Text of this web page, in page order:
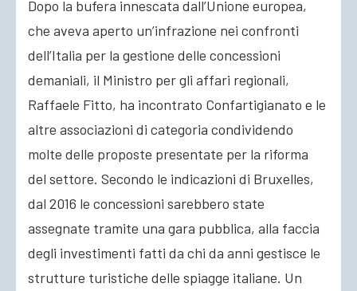
Dopo la bufera innescata dall’Unione europea,
che aveva aperto un’infrazione nei confronti
dell’Italia per la gestione delle concessioni
demaniali, il Ministro per gli affari regionali,
Raffaele Fitto, ha incontrato Confartigianato e le
altre associazioni di categoria condividendo
molte delle proposte presentate per la riforma
del settore. Secondo le indicazioni di Bruxelles,
dal 2016 le concessioni sarebbero state
assegnate tramite una gara pubblica, alla faccia
degli investimenti fatti da chi da anni gestisce le
strutture turistiche delle spiagge italiane. Un